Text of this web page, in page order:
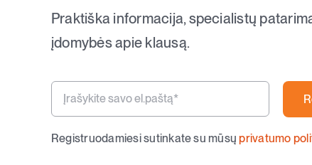
Praktiška informacija, specialistų
įdomybės apie klausą.
Registruodamiesi sutinkate su mūsųprivatumo